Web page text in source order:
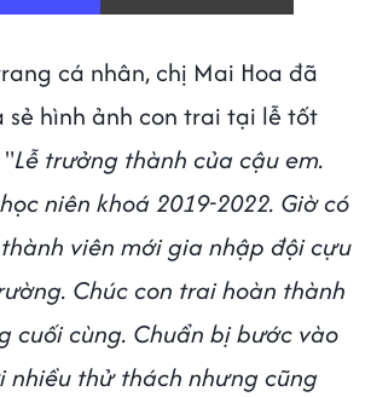
cá nhân, chị Mai Hoa đã
sẻ hình ảnh con trai tại lễ tốt
Lễ trưởng thành của cậu em.
niên khoá 2019-2022. Giờ có
viên mới gia nhập đội cựu
Chúc con trai hoàn thành
cuối cùng. Chuẩn bị bước vào
nhiều thử thách nhưng cũng